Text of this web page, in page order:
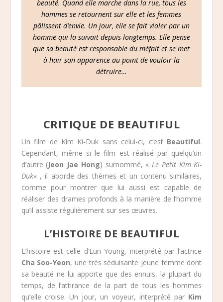
beauté. Quand elle marche dans la rue, tous les
hommes se retournent sur elle et les femmes
pâlissent d’envie. Un jour, elle se fait violer par un
homme qui la suivait depuis longtemps. Elle pense
que sa beauté est responsable du méfait et se met
à haïr son apparence au point de vouloir la
détruire…
CRITIQUE DE BEAUTIFUL
Un film de Kim Ki-Duk sans celui-ci, c’est Beautiful.
Cependant, même si le film est réalisé par quelqu’un
d’autre (Jeon Jae Hong) surnommé, «Le Petit Kim Ki-
Duk« , il aborde des thèmes et un contenu similaires,
comme pour montrer que lui aussi est capable de
réaliser des drames profonds à la manière de l’homme
qu’il assiste régulièrement sur ses œuvres.
L’HISTOIRE DE BEAUTIFUL
L’histoire est celle d’Eun Young, interprété par l’actrice
Cha Soo-Yeon, une très séduisante jeune femme dont
sa beauté ne lui apporte que des ennuis, la plupart du
temps, de l’attirance de la part de tous les hommes
qu’elle croise. Un jour, un voyeur, interprété par Kim